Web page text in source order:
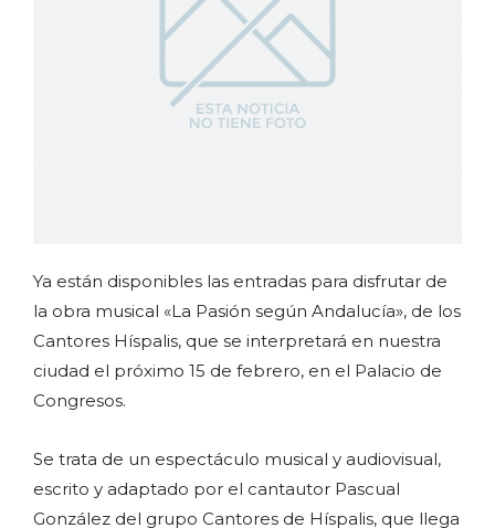
Ya están disponibles las entradas para disfrutar de
la obra musical «La Pasión según Andalucía», de los
Cantores Híspalis, que se interpretará en nuestra
ciudad el próximo 15 de febrero, en el Palacio de
Congresos.
Se trata de un espectáculo musical y audiovisual,
escrito y adaptado por el cantautor Pascual
González del grupo Cantores de Híspalis, que llega